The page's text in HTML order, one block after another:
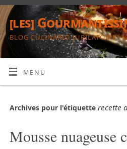
[les]
BLOG CULINARIO-JUBILATOIRE
MENU
Archives pour l'étiquette recette
Mousse nuageuse